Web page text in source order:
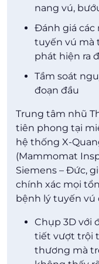
nang vú,
Đánh giá các
tuyến vú mà
phát hiện ra
Tầm soát
đoạn đầu
Trung tâm nhũ
tiên phong tại
hệ thống X-
(Mammomat
Siemens – Đức,
chính xác mọi
bệnh lý tuyến vú
Chụp 3D với
tiết vượt trội
thương mà